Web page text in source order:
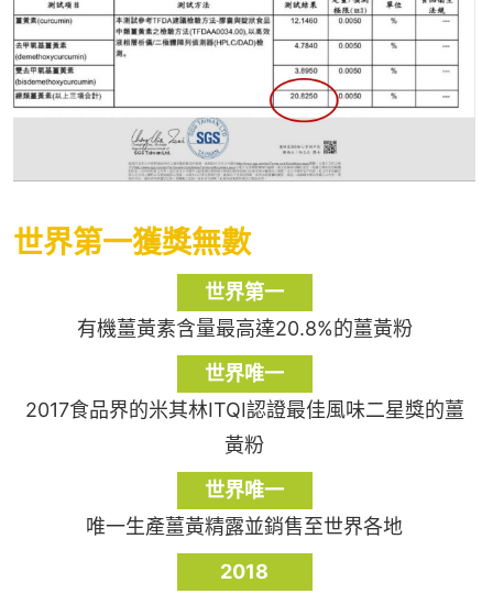
世界第一獲獎無數
世界第一
有機薑黃素含量最高達20.8%的薑黃粉
世界唯一
2017食品界的米其林ITQI認證最佳風味二星獎的薑
黃粉
世界唯一
唯一生產薑黃精露並銷售至世界各地
2018